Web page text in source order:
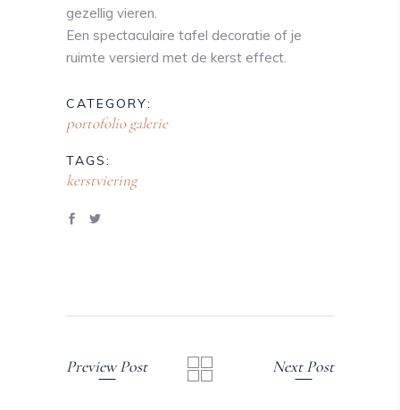
gezellig vieren.
Een spectaculaire tafel decoratie of je
ruimte versierd met de kerst effect.
CATEGORY:
portofolio galerie
TAGS:
kerstviering
Preview Post Next Post